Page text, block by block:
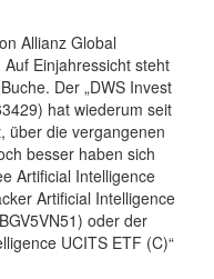
Allianz Global
Einjahressicht steht
Der „DWS Invest
hat wiederum seit
über die vergangenen
besser haben sich
Artificial Intelligence
Artificial Intelligence
oder der
UCITS ETF (C)“